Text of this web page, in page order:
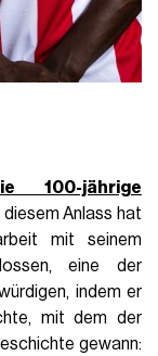
100-jährige
Anlass hat
mit seinem
eine der
indem er
mit dem der
gewann: